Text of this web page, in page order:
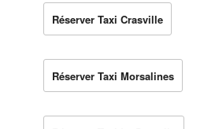
Réserver Taxi Crasville
Réserver Taxi Morsalines